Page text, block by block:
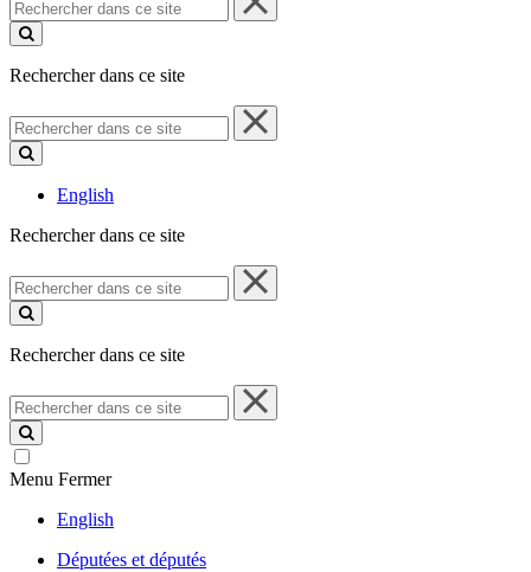
dans
ce
Rechercher dans ce site
Rechercher
dans
ce
English
Rechercher dans ce site
Rechercher
dans
ce
Rechercher dans ce site
Rechercher
dans
ce
site
Menu Fermer
English
Députées et députés